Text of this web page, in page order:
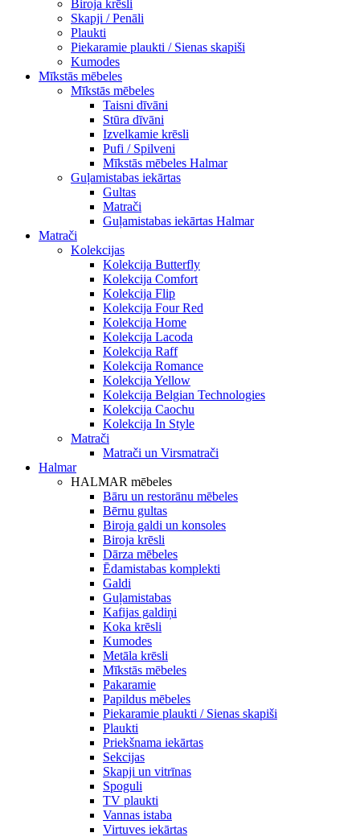
Biroja krēsli
Skapji / Penāli
Plaukti
Piekaramie plaukti / Sienas skapiši
Kumodes
Mīkstās mēbeles
Mīkstās mēbeles
Taisni dīvāni
Stūra dīvāni
Izvelkamie krēsli
Pufi / Spilveni
Mīkstās mēbeles Halmar
Guļamistabas iekārtas
Gultas
Matrači
Guļamistabas iekārtas Halmar
Matrači
Kolekcijas
Kolekcija Butterfly
Kolekcija Comfort
Kolekcija Flip
Kolekcija Four Red
Kolekcija Home
Kolekcija Lacoda
Kolekcija Raff
Kolekcija Romance
Kolekcija Yellow
Kolekcija Belgian Technologies
Kolekcija Caochu
Kolekcija In Style
Matrači
Matrači un Virsmatrači
Halmar
HALMAR mēbeles
Bāru un restorānu mēbeles
Bērnu gultas
Biroja galdi un konsoles
Biroja krēsli
Dārza mēbeles
Ēdamistabas komplekti
Galdi
Guļamistabas
Kafijas galdiņi
Koka krēsli
Kumodes
Metāla krēsli
Mīkstās mēbeles
Pakaramie
Papildus mēbeles
Piekaramie plaukti / Sienas skapiši
Plaukti
Priekšnama iekārtas
Sekcijas
Skapji un vitrīnas
Spoguli
TV plaukti
Vannas istaba
Virtuves iekārtas